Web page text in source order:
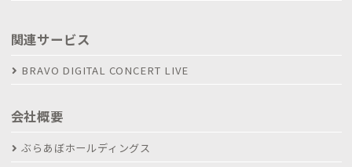
関連サービス
BRAVO DIGITAL CONCERT LIVE
会社概要
ぶらあぼホールディングス